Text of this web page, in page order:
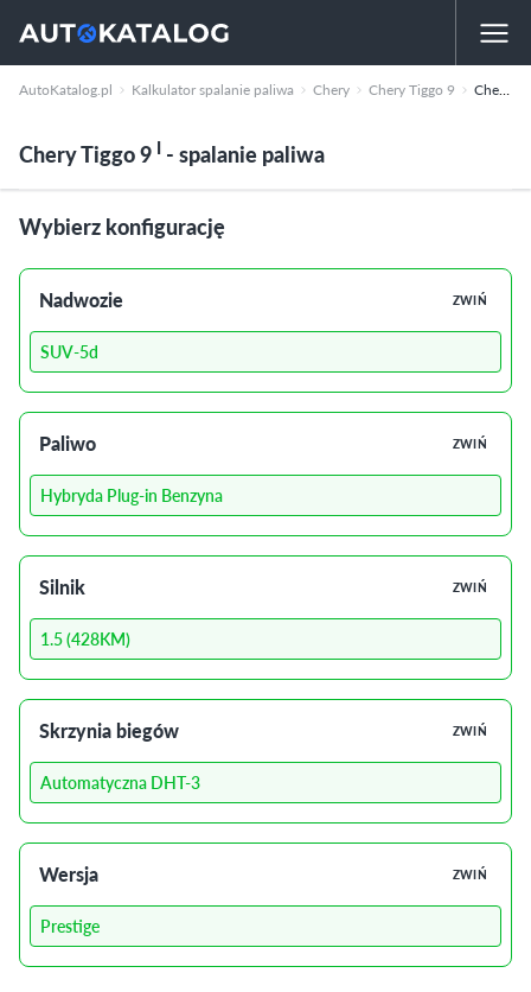
AutoKatalog.pl Kalkulator spalanie paliwa Chery Chery Tiggo 9 Chery Tiggo 9
Chery Tiggo 9 I - spalanie paliwa
Wybierz konfigurację
Nadwozie ZWIŃ
SUV-5d
Paliwo ZWIŃ
Hybryda Plug-in Benzyna
Silnik ZWIŃ
1.5 (428KM)
Skrzynia biegów ZWIŃ
Automatyczna DHT-3
Wersja ZWIŃ
Prestige